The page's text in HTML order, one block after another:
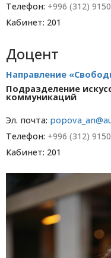
Телефон: +996 (312)
Кабинет: 201
Доцент
Направление
Подразделение
коммуникаций
Эл. почта:
Телефон: +996 (312)
Кабинет: 201